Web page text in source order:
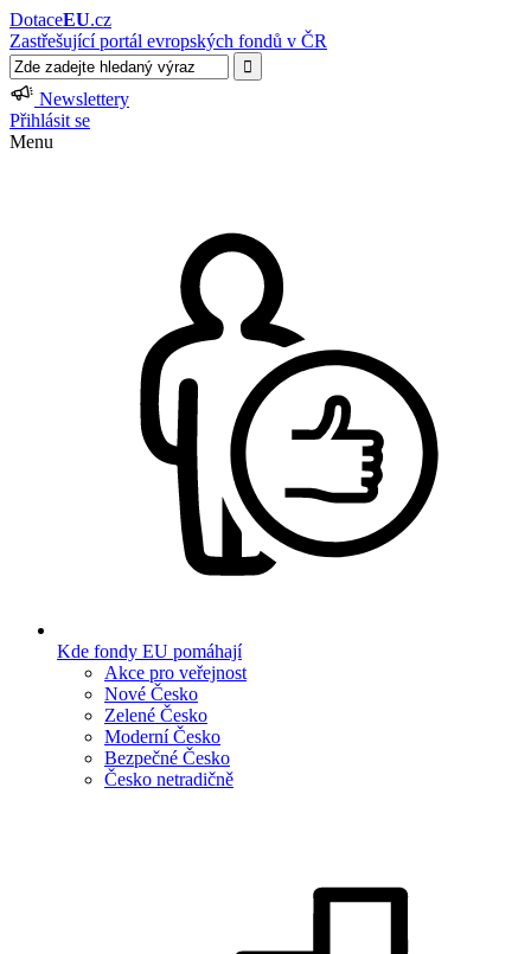
DotaceEU.cz
Zastřešující portál evropských fondů v ČR
Newslettery
Přihlásit se
Menu
Kde fondy EU pomáhají
Akce pro veřejnost
Nové Česko
Zelené Česko
Moderní Česko
Bezpečné Česko
Česko netradičně